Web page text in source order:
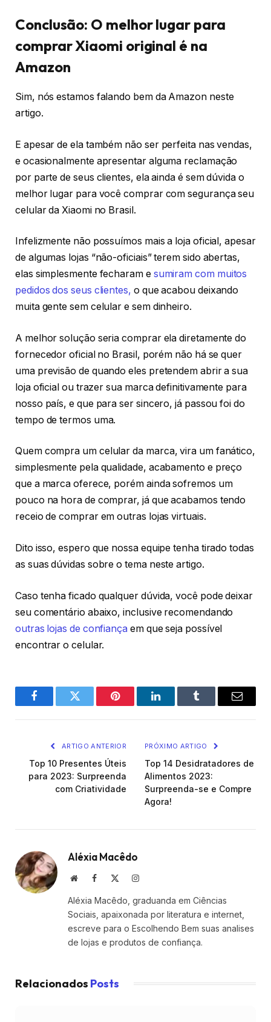
Conclusão: O melhor lugar para
comprar Xiaomi original é na
Amazon
Sim, nós estamos falando bem da Amazon neste
artigo.
E apesar de ela também não ser perfeita nas vendas,
e ocasionalmente apresentar alguma reclamação
por parte de seus clientes, ela ainda é sem dúvida o
melhor lugar para você comprar com segurança seu
celular da Xiaomi no Brasil.
Infelizmente não possuímos mais a loja oficial, apesar
de algumas lojas “não-oficiais” terem sido abertas,
elas simplesmente fecharam e sumiram com muitos
pedidos dos seus clientes, o que acabou deixando
muita gente sem celular e sem dinheiro.
A melhor solução seria comprar ela diretamente do
fornecedor oficial no Brasil, porém não há se quer
uma previsão de quando eles pretendem abrir a sua
loja oficial ou trazer sua marca definitivamente para
nosso país, e que para ser sincero, já passou foi do
tempo de termos uma.
Quem compra um celular da marca, vira um fanático,
simplesmente pela qualidade, acabamento e preço
que a marca oferece, porém ainda sofremos um
pouco na hora de comprar, já que acabamos tendo
receio de comprar em outras lojas virtuais.
Dito isso, espero que nossa equipe tenha tirado todas
as suas dúvidas sobre o tema neste artigo.
Caso tenha ficado qualquer dúvida, você pode deixar
seu comentário abaixo, inclusive recomendando
outras lojas de confiança em que seja possível
encontrar o celular.
FacebookTwitter Pinterest O
Tumblr
E-
ARTIGO ANTERIOR
Top 10 Presentes Úteis
para 2023: Surpreenda
com Criatividade
PRÓXIMO ARTIGO
Top 14 Desidratadores de
Alimentos 2023:
Surpreenda-se e Compre
Agora!
Aléxia Macêdo
Site Facebook Instagram
Aléxia Macêdo, graduanda em Ciências
Sociais, apaixonada por literatura e internet,
escreve para o Escolhendo Bem suas analises
de lojas e produtos de confiança.
Relacionados Posts